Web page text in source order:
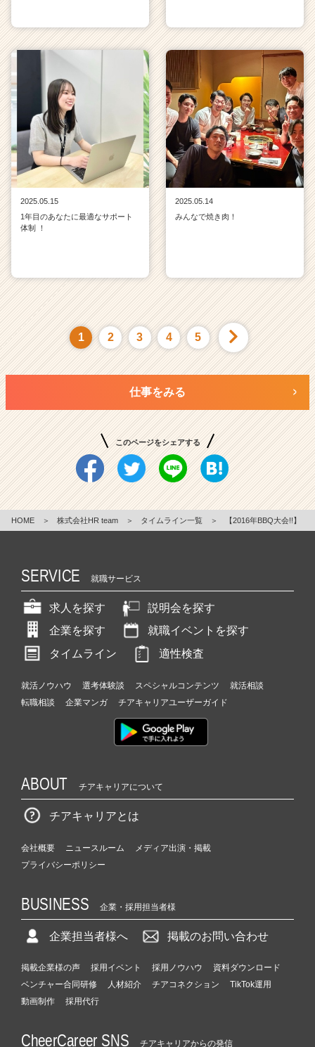
2025.05.15
1年目のあなたに最適なサポート
体制 ！
2025.05.14
みんなで焼き肉！
1 2 3 4 5
仕事をみる
このページをシェアする
HOME ＞ 株式会社HR team ＞ タイムライン一覧 ＞ 【2016年BBQ大会!!】
SERVICE 就職サービス
求人を探す
説明会を探す
企業を探す
就職イベントを探す
タイムライン
適性検査
就活ノウハウ 選考体験談 スペシャルコンテンツ
就活相談
転職相談
企業マンガ チアキャリアユーザーガイド
ABOUT チアキャリアについて
チアキャリアとは
会社概要 ニュースルーム
メディア出演・掲載
プライバシーポリシー
BUSINESS 企業・採用担当者様
企業担当者様へ 掲載のお問い合わせ
掲載企業様の声 採用イベント 採用ノウハウ
資料ダウンロード
ベンチャー合同研修
人材紹介 チアコネクション
TikTok運用
動画制作
採用代行
CheerCareer SNS チアキャリアからの発信